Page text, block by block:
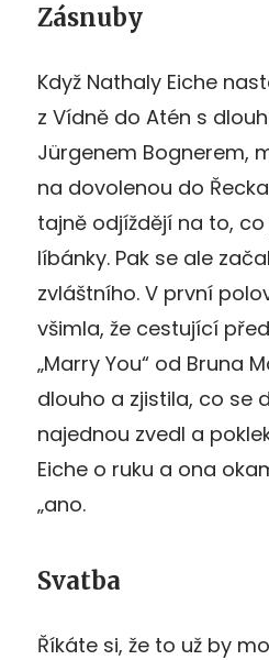
Zásnuby
Když Nathaly Eiche
z Vídně do Atén s
Jürgenem Bognerem,
na dovolenou do
tajně odjíždějí na to,
líbánky. Pak se ale
zvláštního. V první
všimla, že cestující
„Marry You“ od Bruna
dlouho a zjistila, co se
najednou zvedl a
Eiche o ruku a ona
„ano.
Svatba
Říkáte si, že to už by